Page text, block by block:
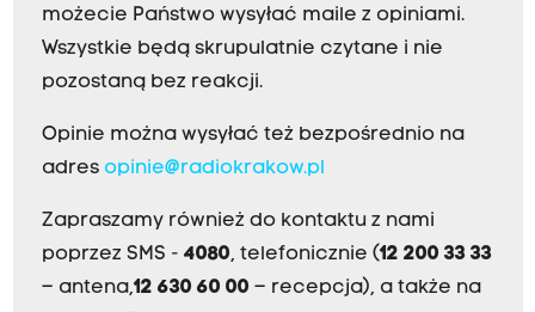
możecie Państwo wysyłać maile z opiniami.
Wszystkie będą skrupulatnie czytane i nie
pozostaną bez reakcji.
Opinie można wysyłać też bezpośrednio na
adres opinie@radiokrakow.pl
Zapraszamy również do kontaktu z nami
poprzez SMS - 4080, telefonicznie (12 200 33 33
– antena,12 630 60 00 – recepcja), a także na